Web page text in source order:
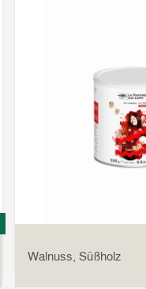
Walnuss, Süßholz